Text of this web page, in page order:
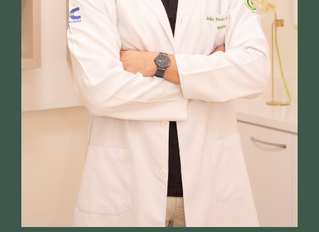
Melhor profissional sem
duvidas! Extremamente
respeitoso e atencioso, explica
tudo com detalhes e faz um
trabalho impecável! Faço
acompanhamento com ele a
três messes, durante todo o
tempo ele escutou com
atenção minhas queixas e